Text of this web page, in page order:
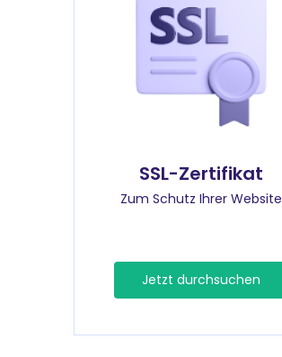
SSL-Zertifikat
Zum Schutz Ihrer Website
Jetzt durchsuchen